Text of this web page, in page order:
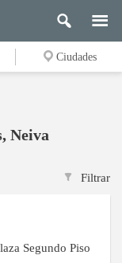
Ciudades
Neiva
Filtrar
Segundo Piso